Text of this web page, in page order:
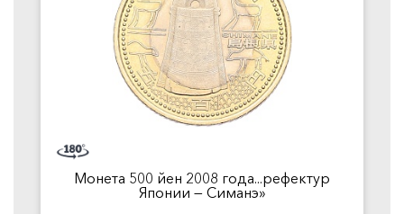
Монета 500 йен 2008 года...рефектур
Японии — Симанэ»